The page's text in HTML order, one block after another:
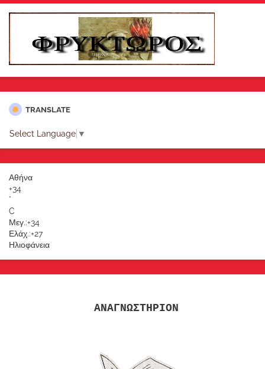
TRANSLATE
Select Language ▼
Αθήνα
+34
°
C
Μεγ.:+34
Ελάχ.:+27
Ηλιοφάνεια
ΑΝΑΓΝΩΣΤΗΡΙΟΝ